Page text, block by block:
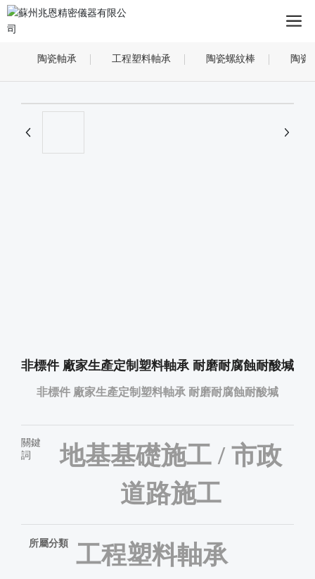
陶瓷軸承 工程塑料軸承 陶瓷螺紋棒 陶瓷
非標件 廠家生產定制塑料軸承 耐磨耐腐蝕耐酸堿
非標件 廠家生產定制塑料軸承 耐磨耐腐蝕耐酸堿
關鍵
詞
地基基礎施工 / 市政
道路施工
所屬分類 工程塑料軸承